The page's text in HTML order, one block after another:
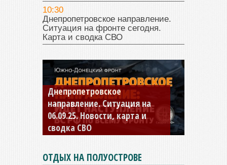
10:30
Днепропетровское направление.
Ситуация на фронте сегодня.
Карта и сводка СВО
Константиновское
направление. Ситуация на
04.09.25 Новости, карта и
сводка СВО
ОТДЫХ НА ПОЛУОСТРОВЕ